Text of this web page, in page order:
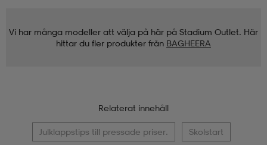
Vi har många modeller att välja på här på Stadium Outlet. Här
hittar du fler produkter från BAGHEERA
Relaterat innehåll
Julklappstips till pressade priser. Skolstart